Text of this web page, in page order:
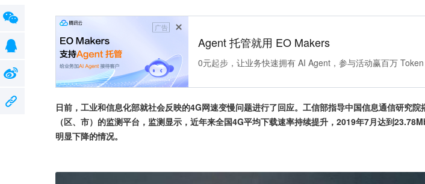
广告
Agent 托管就用 EO Makers
0元起步，让业务快速拥有 AI Agent，参与活动赢百万 Token
日前，工业和信息化部就社会反映的4G网速变慢问题进行了回应。工信部指导中国信息通信研究
（区、市）的监测平台，监测显示，近年来全国4G平均下载速率持续提升，2019年7月达到
明显下降的情况。